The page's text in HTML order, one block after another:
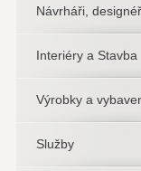
Návrháři,
Interiéry a Stavba
Výrobky a
Služby